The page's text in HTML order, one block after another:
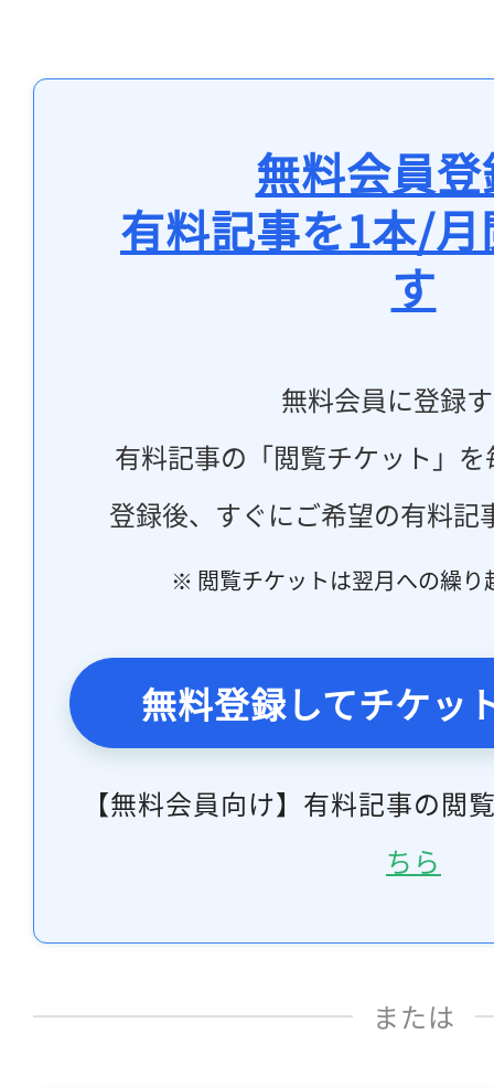
無料会員
有料記事を1本/
す
無料会員に登録
有料記事の「閲覧チケット」
登録後、すぐにご希望の有料記
※ 閲覧チケットは翌月への繰り
無料登録してチケッ
【無料会員向け】有料記事の閲
ちら
または